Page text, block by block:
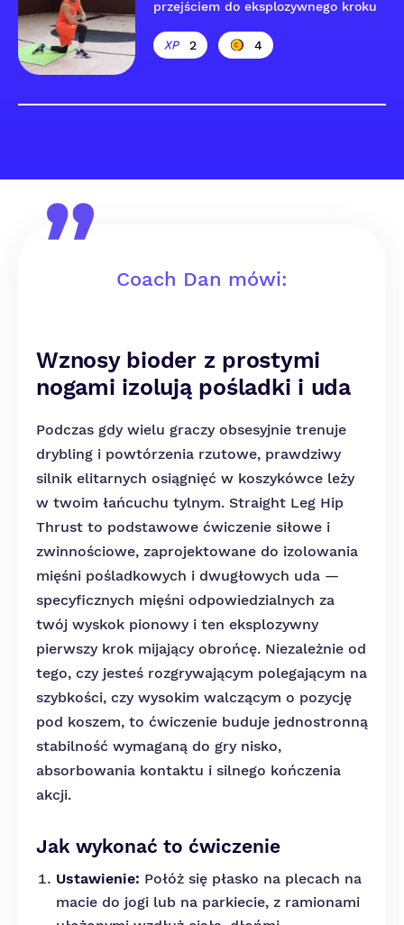
przejściem do eksplozywnego kroku
2 4
Coach Dan mówi:
Wznosy bioder z prostymi
nogami izolują pośladki i uda
Podczas gdy wielu graczy obsesyjnie trenuje
drybling i powtórzenia rzutowe, prawdziwy
silnik elitarnych osiągnięć w koszykówce leży
w twoim łańcuchu tylnym. Straight Leg Hip
Thrust to podstawowe ćwiczenie siłowe i
zwinnościowe, zaprojektowane do izolowania
mięśni pośladkowych i dwugłowych uda —
specyficznych mięśni odpowiedzialnych za
twój wyskok pionowy i ten eksplozywny
pierwszy krok mijający obrońcę. Niezależnie od
tego, czy jesteś rozgrywającym polegającym na
szybkości, czy wysokim walczącym o pozycję
pod koszem, to ćwiczenie buduje jednostronną
stabilność wymaganą do gry nisko,
absorbowania kontaktu i silnego kończenia
akcji.
Jak wykonać to ćwiczenie
Ustawienie: Połóż się płasko na plecach na
macie do jogi lub na parkiecie, z ramionami